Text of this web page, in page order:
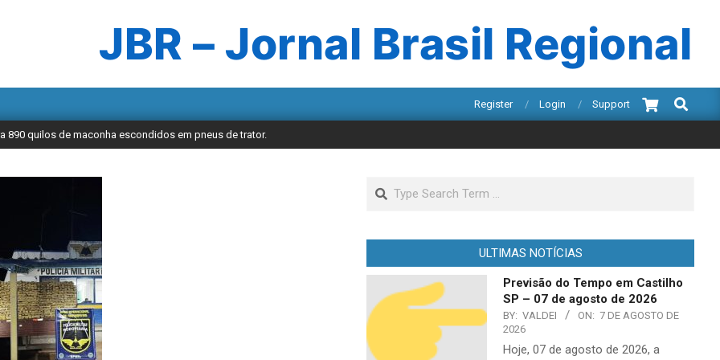
JBR – Jornal Brasil Regional
Register Login Support
Search
890 quilos de maconha escondidos em pneus de trator.
Search
ULTIMAS NOTÍCIAS
Previsão do Tempo em Castilho
SP – 07 de agosto de 2026
BY: VALDEI ON: 7 DE AGOSTO DE
2026
Hoje, 07 de agosto de 2026, a